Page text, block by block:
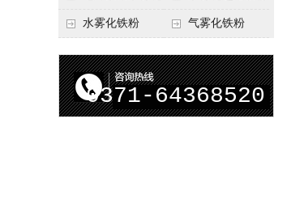
铁粉 水雾化铁粉 气雾化铁粉
0371-64368520